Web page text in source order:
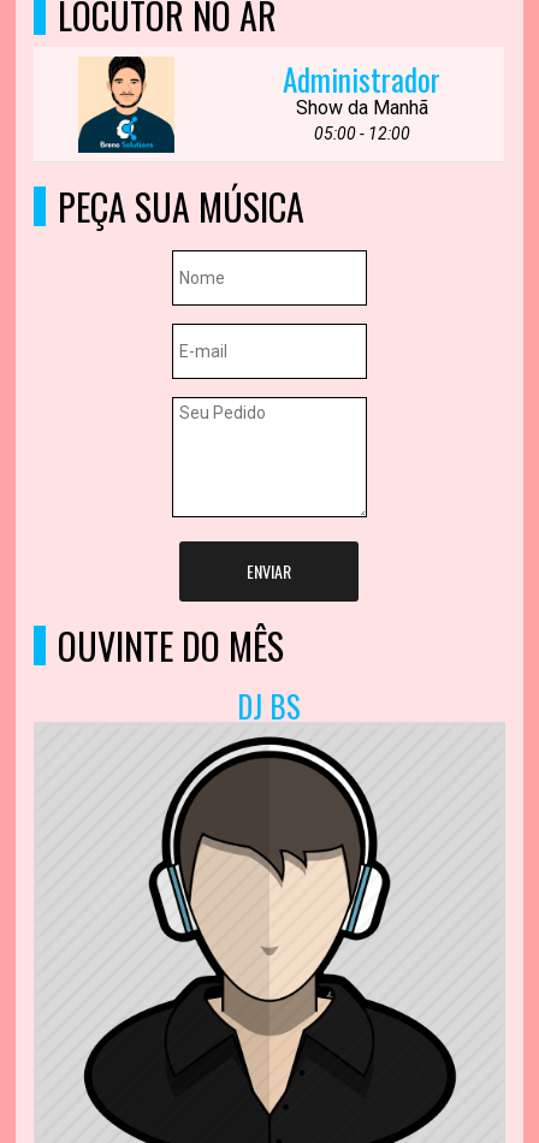
LOCUTOR NO AR
Administrador
Show da Manhã
05:00 - 12:00
PEÇA SUA MÚSICA
ENVIAR
OUVINTE DO MÊS
DJ BS